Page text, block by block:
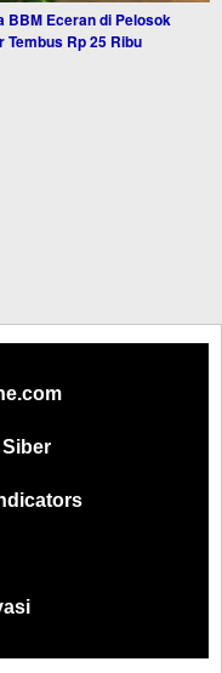
BBM Eceran di Pelosok
Tembus Rp 25 Ribu
Siber